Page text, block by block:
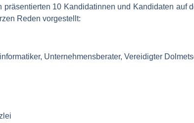
10 Kandidatinnen und Kandidaten auf
Reden vorgestellt:
Unternehmensberater, Vereidigter